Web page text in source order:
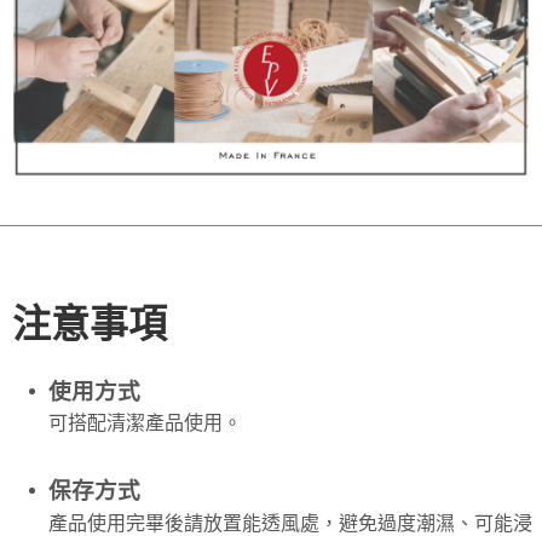
注意事項
使用方式
可搭配清潔產品使用。
保存方式
產品使用完畢後請放置能透風處，避免過度潮濕、可能浸